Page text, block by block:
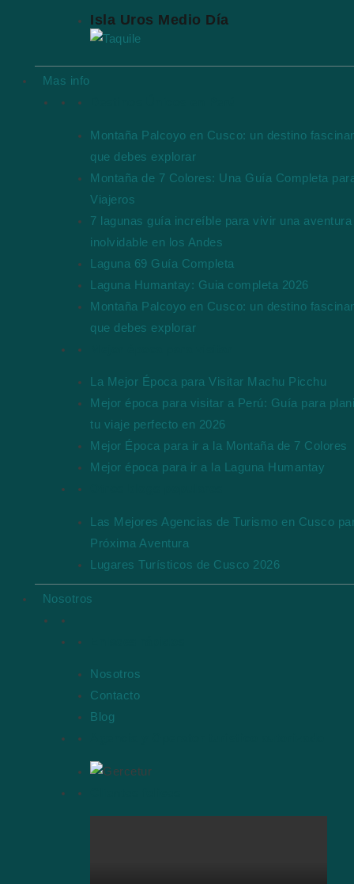
Isla Uros Medio Día
Mas info
Montaña Palcoyo en Cusco: un destino
que debes explorar
Montaña de 7 Colores: Una Guía Completa
Viajeros
7 lagunas guía increíble para vivir una aventura
inolvidable en los Andes
Laguna 69 Guía Completa
Laguna Humantay: Guia completa 2026
Montaña Palcoyo en Cusco: un destino
que debes explorar
La Mejor Época para Visitar Machu Picchu
Mejor época para visitar a Perú: Guía para
tu viaje perfecto en 2026
Mejor Época para ir a la Montaña de 7 Colores
Mejor época para ir a la Laguna Humantay
Las Mejores Agencias de Turismo en Cusco
Próxima Aventura
Lugares Turísticos de Cusco 2026
Nosotros
Nosotros
Contacto
Blog